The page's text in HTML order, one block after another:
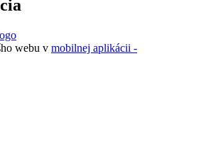
webu v mobilnej aplikácii -